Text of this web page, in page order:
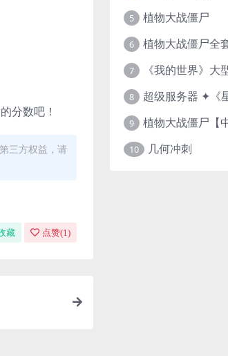
分数吧！
三方权益，请
藏 点赞(1 )
5 植物大战僵尸
6 植物大战僵尸全
7
8
9 植物大战僵尸【
10 几何冲刺